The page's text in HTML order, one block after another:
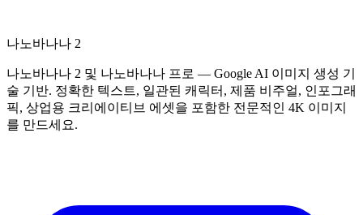
나노바나나 2
나노바나나 2 및 나노바나나 프로 — Google AI 이미지 생성 기
술 기반. 정확한 텍스트, 일관된 캐릭터, 제품 비주얼, 인포그래
픽, 상업용 크리에이티브 에셋을 포함한 전문적인 4K 이미지
를 만드세요.